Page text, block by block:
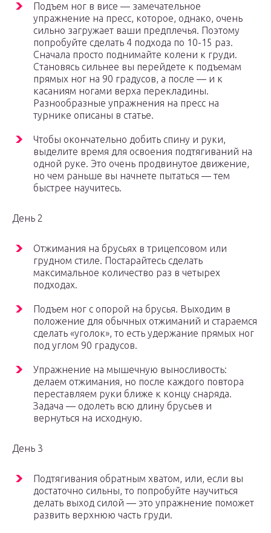
Подъем ног в висе — замечательное
упражнение на пресс, которое, однако, очень
сильно загружает ваши предплечья. Поэтому
попробуйте сделать 4 подхода по 10-15 раз.
Сначала просто поднимайте колени к груди.
Становясь сильнее вы перейдете к подъемам
прямых ног на 90 градусов, а после — и к
касаниям ногами верха перекладины.
Разнообразные упражнения на пресс на
турнике описаны в статье.
Чтобы окончательно добить спину и руки,
выделите время для освоения подтягиваний на
одной руке. Это очень продвинутое движение,
но чем раньше вы начнете пытаться — тем
быстрее научитесь.
День 2
Отжимания на брусьях в трицепсовом или
грудном стиле. Постарайтесь сделать
максимальное количество раз в четырех
подходах.
Подъем ног с опорой на брусья. Выходим в
положение для обычных отжиманий и стараемся
сделать «уголок», то есть удержание прямых ног
под углом 90 градусов.
Упражнение на мышечную выносливость:
делаем отжимания, но после каждого повтора
переставляем руки ближе к концу снаряда.
Задача — одолеть всю длину брусьев и
вернуться на исходную.
День 3
Подтягивания обратным хватом, или, если вы
достаточно сильны, то попробуйте научиться
делать выход силой — это упражнение поможет
развить верхнюю часть груди.